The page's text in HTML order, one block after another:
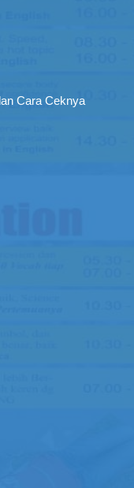
Cara Ceknya